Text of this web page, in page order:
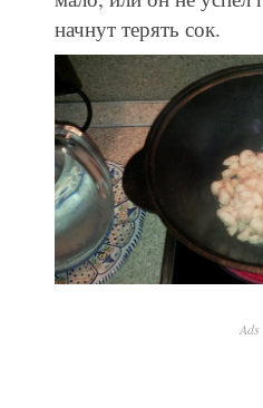
начнут терять сок.
Ads